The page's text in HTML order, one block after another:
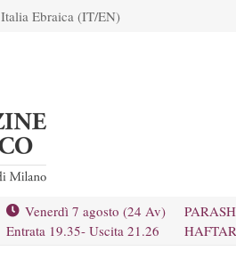
Italia Ebraica (IT/EN)
Venerdì 7 agosto (24 Av)
Entrata 19.35- Uscita 21.26